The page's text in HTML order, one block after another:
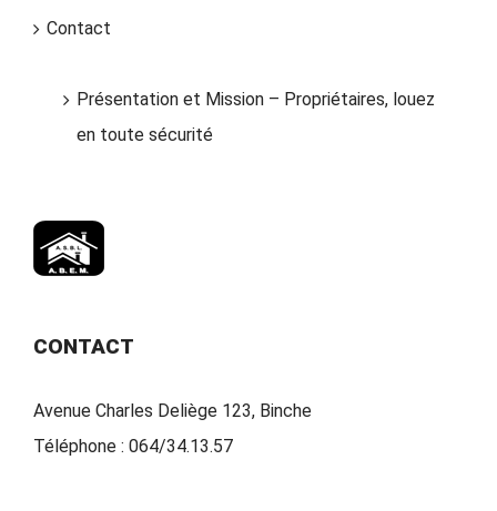
Contact
Présentation et Mission – Propriétaires, louez
en toute sécurité
CONTACT
Avenue Charles Deliège 123, Binche
Téléphone : 064/34.13.57